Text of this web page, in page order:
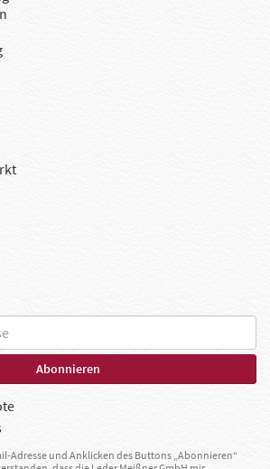
Adresse und Anklicken des Buttons „Abonnieren“